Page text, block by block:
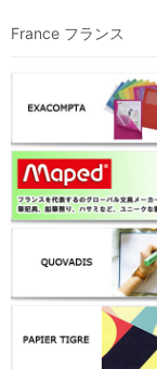
France フランス